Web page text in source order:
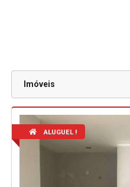
Imóveis
ALUGUEL !